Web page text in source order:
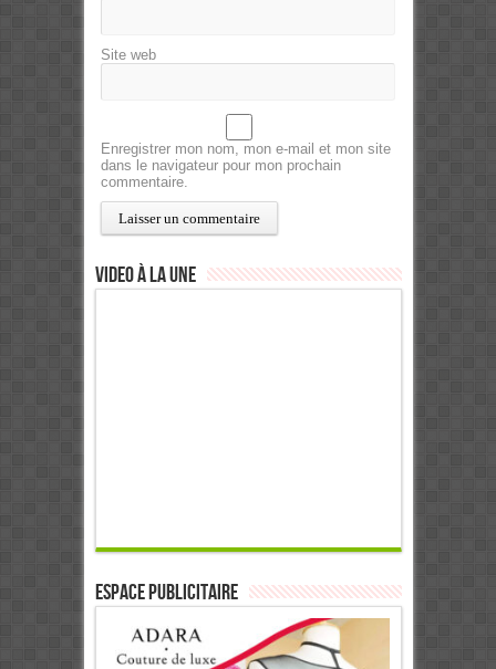
Site web
Enregistrer mon nom, mon e-mail et mon site
dans le navigateur pour mon prochain
commentaire.
Video à la Une
ESPACE PUBLICITAIRE